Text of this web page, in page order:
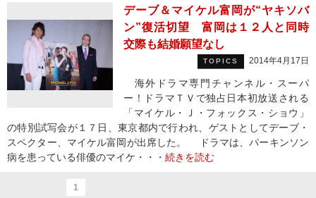
デーブ＆マイケル富岡が“ヤキソバ
ン”復活切望 富岡は１２人と同時
交際も結婚願望なし
TOPICS 2014年4月17日
海外ドラマ専門チャンネル・スーパ
ー！ドラマＴＶで独占日本初放送される
「マイケル・Ｊ・フォックス・ショウ」
の特別試写会が１７日、東京都内で行われ、ゲストとしてデーブ・
スペクター、マイケル富岡が出席した。 ドラマは、パーキンソン
病を患っている俳優のマイケ・・・ 続きを読む
1